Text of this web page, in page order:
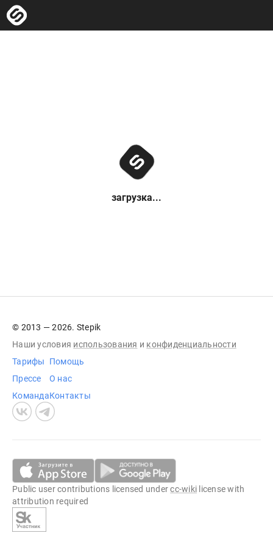
загрузка...
© 2013 — 2026. Stepik
Наши условия использования и конфиденциальности
Тарифы
Прессе
Команда
Помощь
О нас
Контакты
Public user contributions licensed undercc-wiki license with
attribution required